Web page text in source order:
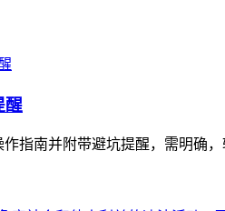
醒
指南并附带避坑提醒，需明确